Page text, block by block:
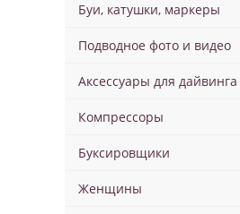
Буи, катушки, маркеры
Подводное фото и видео
Аксессуары для дайвинга
Компрессоры
Буксировщики
Женщины